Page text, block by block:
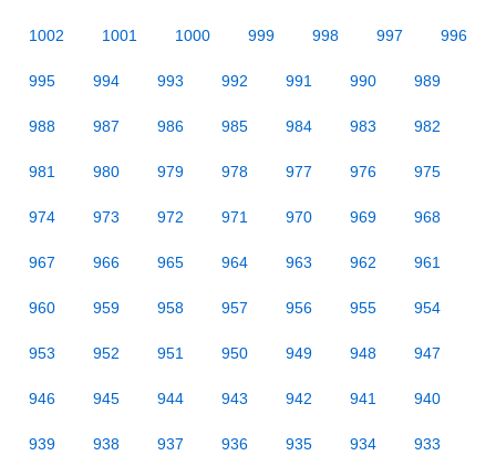
1002 1001 1000 999 998 997 996
995 994 993 992 991 990 989
988 987 986 985 984 983 982
981 980 979 978 977 976 975
974 973 972 971 970 969 968
967 966 965 964 963 962 961
960 959 958 957 956 955 954
953 952 951 950 949 948 947
946 945 944 943 942 941 940
939 938 937 936 935 934 933